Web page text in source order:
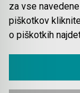
Plačila
Odstop od nakupa
Dostava
za vse
piškotkov
o piškotkih